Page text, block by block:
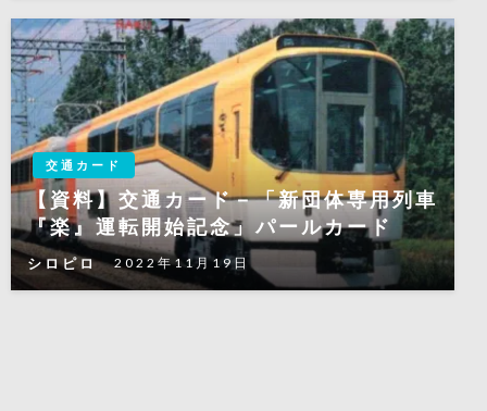
交通カード
【資料】交通カード－「新団体専用列車
『楽』運転開始記念」パールカード
シロピロ 2022年11月19日